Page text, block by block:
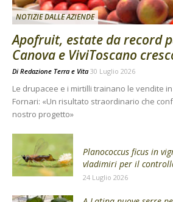
NOTIZIE DALLE AZIENDE
Apofruit, estate da record
Canova e ViviToscano
Di Redazione Terra e Vita 30 Luglio 2026
Le drupacee e i mirtilli trainano le vendite
Fornari: «Un risultato straordinario che
nostro progetto»
Planococcus ficus in
vladimiri per il
24 Luglio 2026